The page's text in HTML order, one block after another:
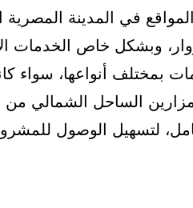
في المدينة المصرية
وبشكل خاص الخدمات
بمختلف أنواعها، سواء
مزارين الساحل الشمالي
لتسهيل الوصول